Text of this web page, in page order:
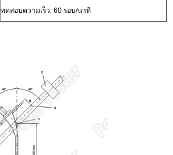
ทดสอบความเร็ว: 60 รอบ/นาที